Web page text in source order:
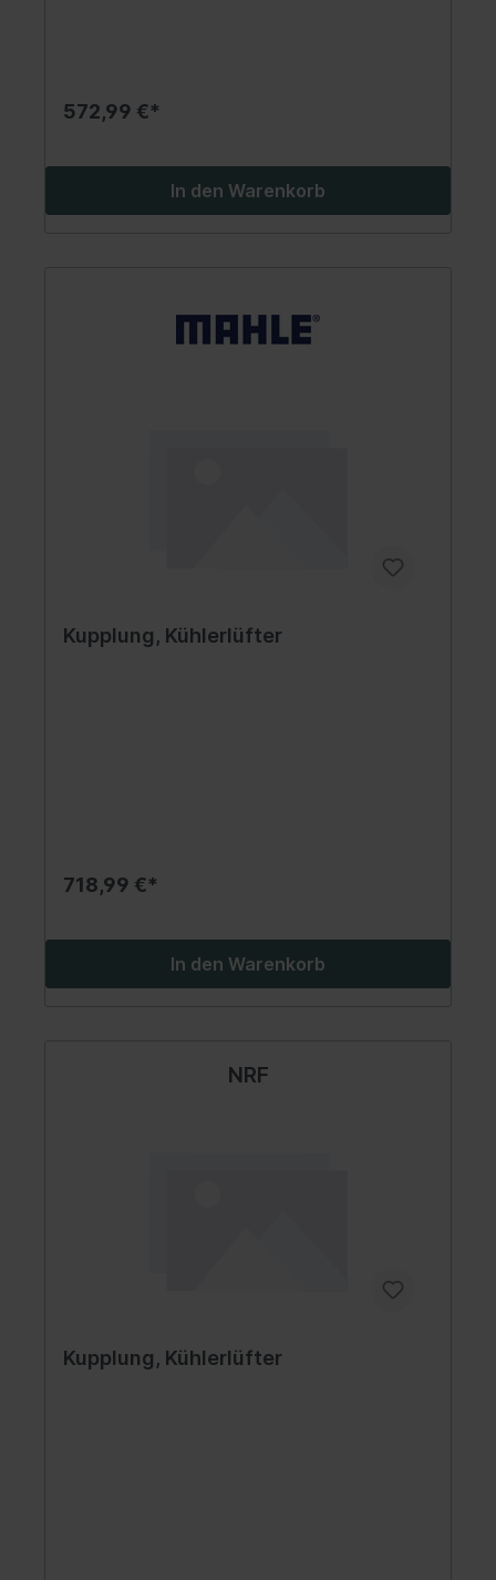
572,99 €*
In den Warenkorb
Kupplung, Kühlerlüfter
718,99 €*
In den Warenkorb
NRF
Kupplung, Kühlerlüfter